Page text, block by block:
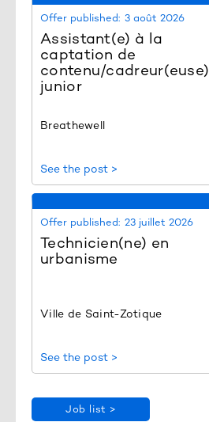
Offer published: 3 août 2026
Assistant(e) à la
captation de
contenu/cadreur(euse)
junior
Breathewell
See the post >
Offer published: 23 juillet 2026
Technicien(ne) en
urbanisme
Ville de Saint-Zotique
See the post >
Job list >